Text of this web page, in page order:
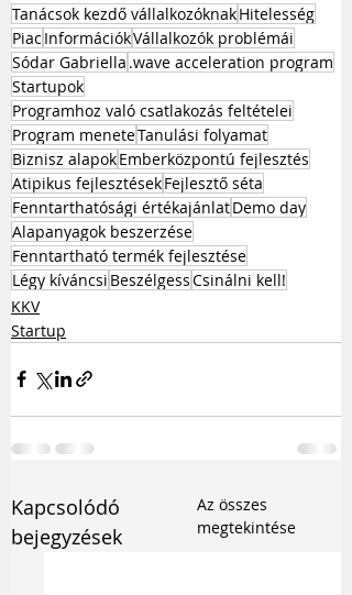
Tanácsok kezdő vállalkozóknakHitelesség
Piac InformációkVállalkozók problémái
Sódar Gabriella .wave acceleration program
Startupok
Programhoz való csatlakozás feltételei
Program meneteTanulási folyamat
Biznisz alapokEmberközpontú fejlesztés
Atipikus fejlesztésekFejlesztő séta
Fenntarthatósági értékajánlatDemo day
Alapanyagok beszerzése
Fenntartható termék fejlesztése
Légy kíváncsi BeszélgessCsinálni kell!
KKV
Startup
Kapcsolódó
bejegyzések
Az összes
megtekintése